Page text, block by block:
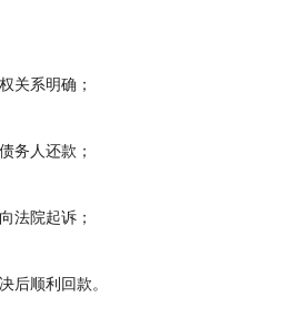
系明确；
人还款；
院起诉；
顺利回款。